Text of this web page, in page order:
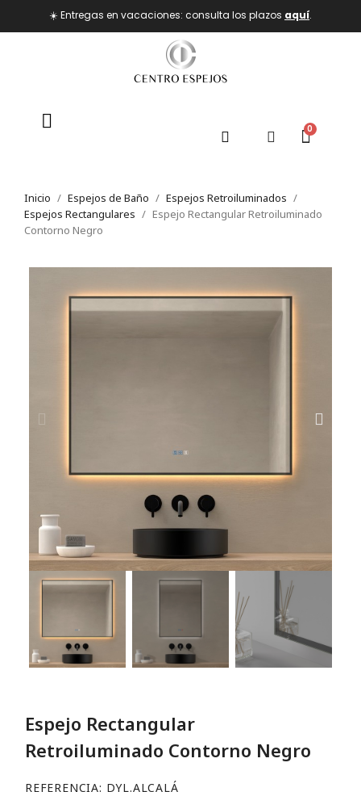
☀️ Entregas en vacaciones: consulta los plazos aquí.
Inicio Espejos de Baño
Espejos Retroiluminados
Espejos Rectangulares
Espejo Rectangular Retroiluminado
Contorno Negro
Espejo Rectangular
Retroiluminado Contorno Negro
REFERENCIA DYL.ALCALÁ